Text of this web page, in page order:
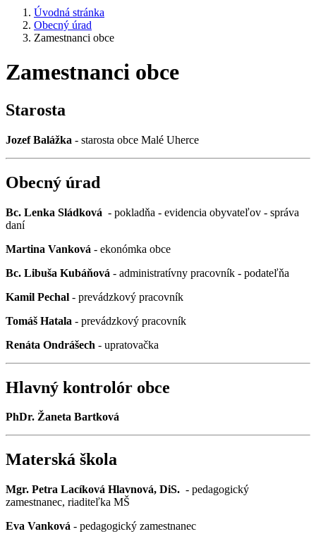
Úvodná stránka
Obecný úrad
Zamestnanci obce
Zamestnanci obce
Starosta
Jozef Balážka - starosta obce Malé Uherce
Obecný úrad
Bc. Lenka Sládková - pokladňa - evidencia obyvateľov - správa
daní
Martina Vanková - ekonómka obce
Bc. Libuša Kubáňová - administratívny pracovník - podateľňa
Kamil Pechal - prevádzkový pracovník
Tomáš Hatala - prevádzkový pracovník
Renáta Ondrášech - upratovačka
Hlavný kontrolór obce
PhDr. Žaneta Bartková
Materská škola
Mgr. Petra Lacíková Hlavnová, DiS. - pedagogický
zamestnanec, riaditeľka MŠ
Eva Vanková - pedagogický zamestnanec